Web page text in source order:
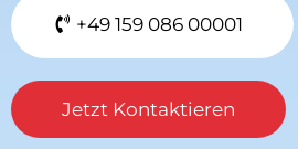
‪+49 159 086 00001‬
Jetzt Kontaktieren